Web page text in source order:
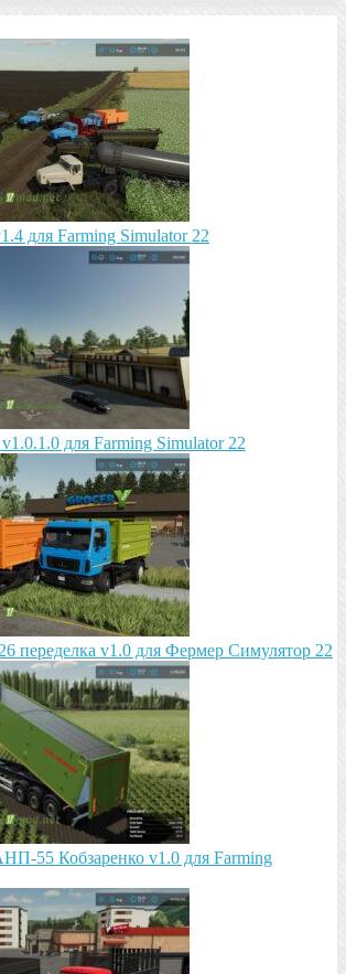
для Farming Simulator 22
для Farming Simulator 22
пeрeдeлка v1.0 для Фермер Симулятор 22
55 Кобзарeнко v1.0 для Farming